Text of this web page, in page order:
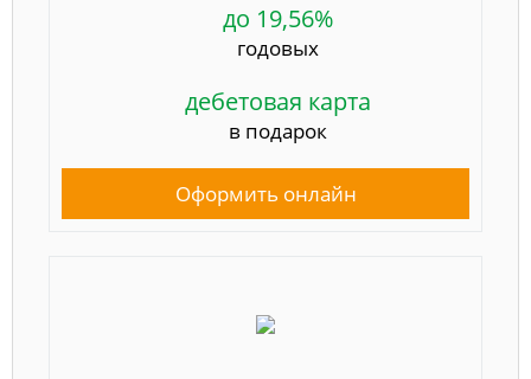
до 19,56%
годовых
дебетовая карта
в подарок
Оформить онлайн